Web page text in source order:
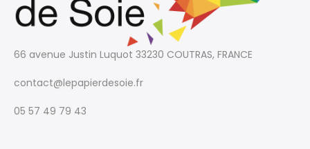
66 avenue Justin Luquot 33230 COUTRAS, FRANCE
contact@lepapierdesoie.fr
05 57 49 79 43